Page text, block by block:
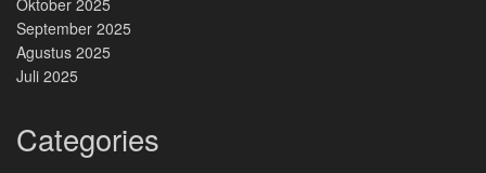
September 2025
Agustus 2025
Juli 2025
Categories